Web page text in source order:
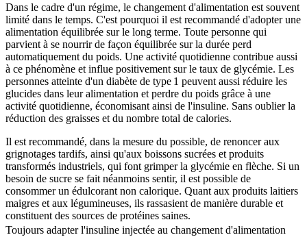
Dans le cadre d'un régime, le changement d'alimentation est souvent
limité dans le temps. C'est pourquoi il est recommandé d'adopter une
alimentation équilibrée sur le long terme. Toute personne qui
parvient à se nourrir de façon équilibrée sur la durée perd
automatiquement du poids. Une activité quotidienne contribue aussi
à ce phénomène et influe positivement sur le taux de glycémie. Les
personnes atteinte d'un diabète de type 1 peuvent aussi réduire les
glucides dans leur alimentation et perdre du poids grâce à une
activité quotidienne, économisant ainsi de l'insuline. Sans oublier la
réduction des graisses et du nombre total de calories.
Il est recommandé, dans la mesure du possible, de renoncer aux
grignotages tardifs, ainsi qu'aux boissons sucrées et produits
transformés industriels, qui font grimper la glycémie en flèche. Si un
besoin de sucre se fait néanmoins sentir, il est possible de
consommer un édulcorant non calorique. Quant aux produits laitiers
maigres et aux légumineuses, ils rassasient de manière durable et
constituent des sources de protéines saines.
Toujours adapter l'insuline injectée au changement d'alimentation